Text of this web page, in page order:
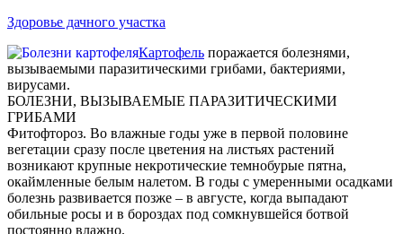
Здоровье дачного участка
Картофель поражается болезнями,
вызываемыми паразитическими грибами, бактериями,
вирусами.
БОЛЕЗНИ, ВЫЗЫВАЕМЫЕ ПАРАЗИТИЧЕСКИМИ
ГРИБАМИ
Фитофтороз. Во влажные годы уже в первой половине
вегетации сразу после цветения на листьях растений
возникают крупные некротические темно­бурые пятна,
окаймленные белым налетом. В годы с умеренными осадками
болезнь развивается позже – в августе, когда выпадают
обильные росы и в бороздах под сомкнувшейся ботвой
постоянно влажно.